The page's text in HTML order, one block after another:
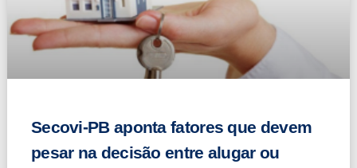
Secovi-PB aponta fatores que devem
pesar na decisão entre alugar ou